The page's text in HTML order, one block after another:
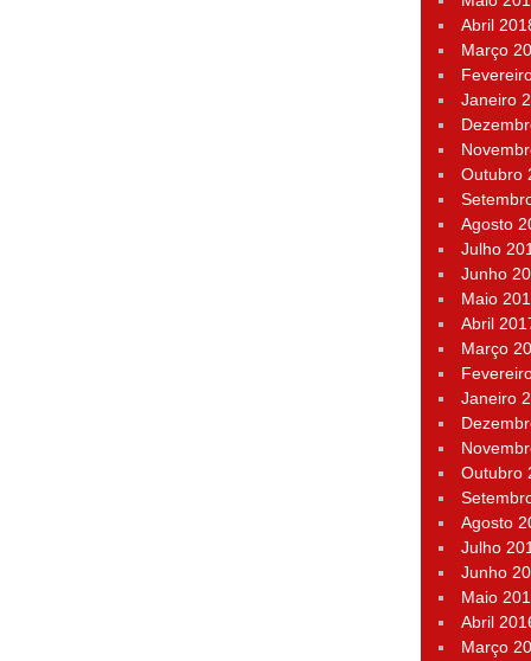
Abril
Março
Janeiro
Outubro
Agosto
Julho
Junho
Maio
Abril
Março
Janeiro
Outubro
Agosto
Julho
Junho
Maio
Abril
Março